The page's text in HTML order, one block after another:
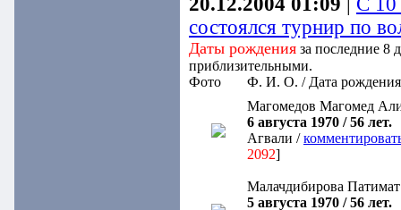
состоялся турнир по
Даты рождения за последние 8
приблизительными.
Фото
Ф. И. О. / Дата рождения
Магомедов Магомед
6 августа 1970 / 56 лет.
Агвали /
2092]
Малачдибирова
5 августа 1970 / 56 лет.